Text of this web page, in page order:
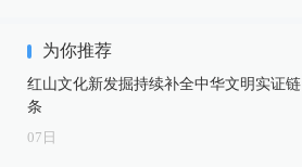
为你推荐
红山文化新发掘持续补全中华文明实证链
条
07 日